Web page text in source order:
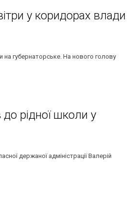
у коридорах влади
на губернаторське. На нового голову
до рідної школи у
держаної адміністрації Валерій